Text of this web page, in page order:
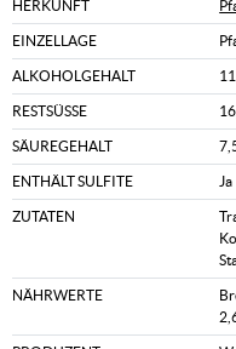
HERKUNFT
EINZELLAGE
ALKOHOLGEHALT
RESTSÜSSE
SÄUREGEHALT
ENTHÄLT SULFITE Ja
ZUTATEN
NÄHRWERTE